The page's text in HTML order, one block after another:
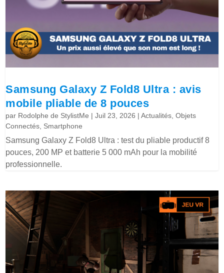
Samsung Galaxy Z Fold8 Ultra : avis
mobile pliable de 8 pouces
par Rodolphe de StylistMe |Juil 23, 2026 |Actualités ,Objets
Connectés Smartphone
Samsung Galaxy Z Fold8 Ultra : test du pliable productif 8
pouces, 200 MP et batterie 5 000 mAh pour la mobilité
professionnelle.